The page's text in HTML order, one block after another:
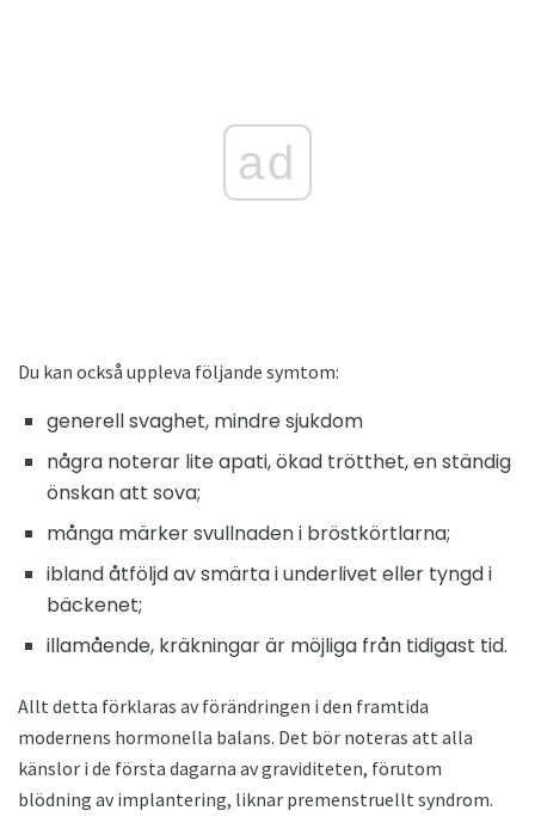
ad
Du kan också uppleva följande symtom:
generell svaghet, mindre sjukdom
några noterar lite apati, ökad trötthet, en ständig
önskan att sova;
många märker svullnaden i bröstkörtlarna;
ibland åtföljd av smärta i underlivet eller tyngd i
bäckenet;
illamående, kräkningar är möjliga från tidigast tid.
Allt detta förklaras av förändringen i den framtida
modernens hormonella balans. Det bör noteras att alla
känslor i de första dagarna av graviditeten, förutom
blödning av implantering, liknar premenstruellt syndrom.